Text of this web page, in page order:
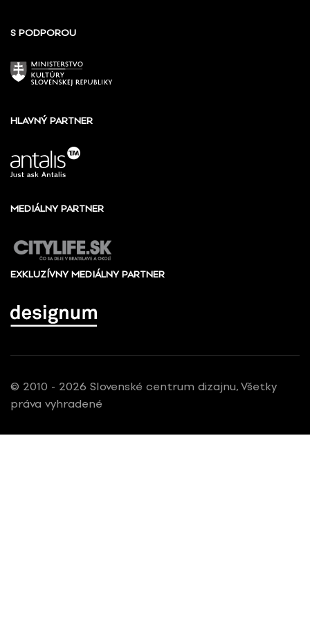
S PODPOROU
HLAVNÝ PARTNER
MEDIÁLNY PARTNER
EXKLUZÍVNY MEDIÁLNY PARTNER
© 2010 - 2026 Slovenské centrum dizajnu, Všetky
práva vyhradené